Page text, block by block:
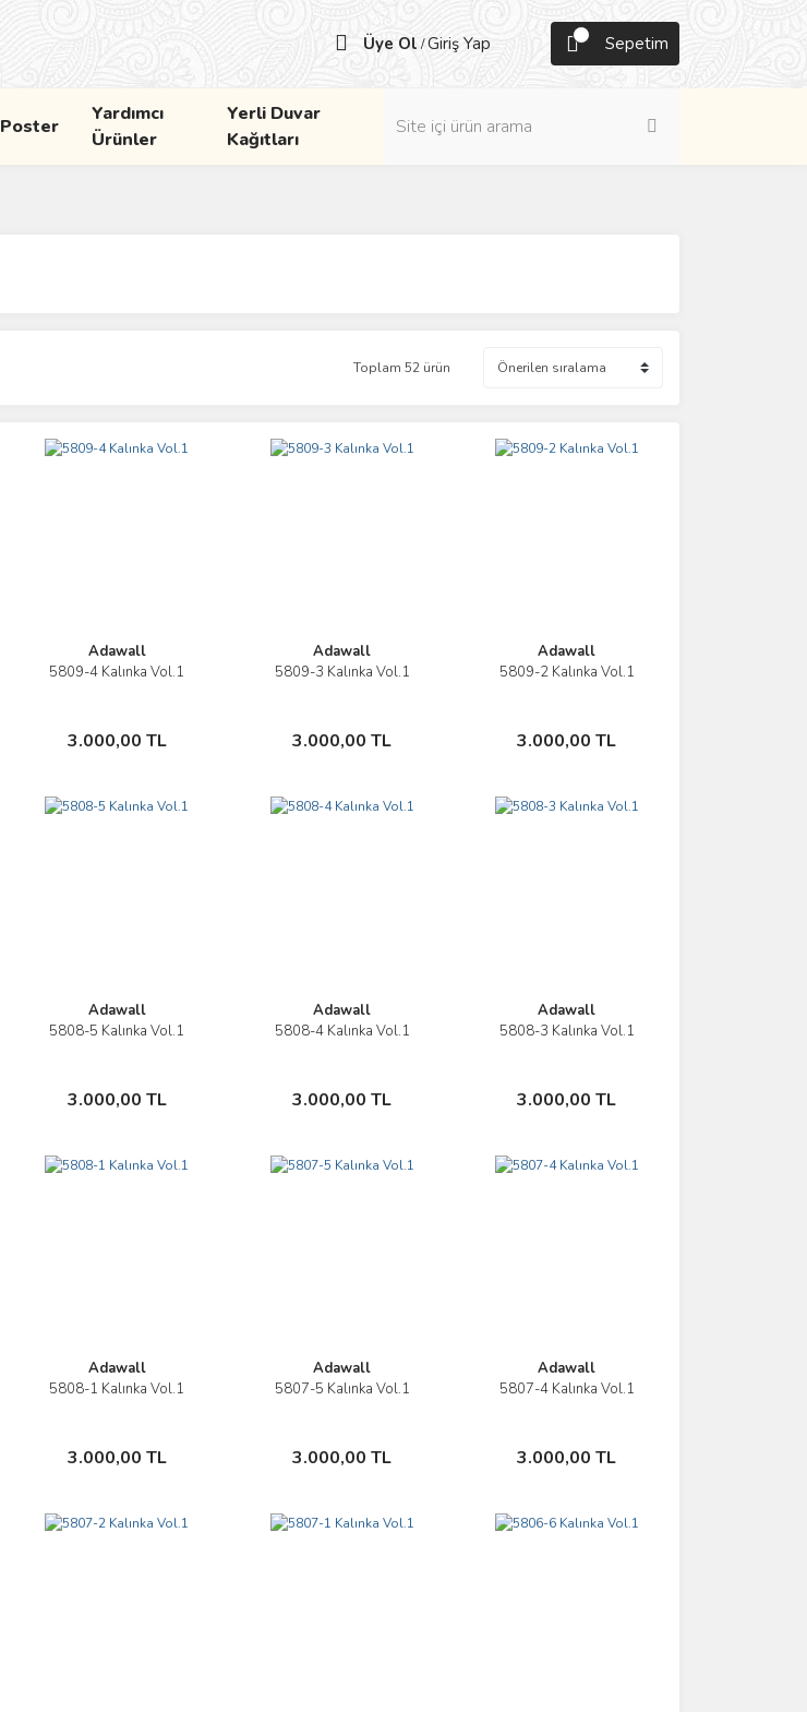
Üye Ol /Giriş Yap Sepetim
Poster
Yardımcı
Ürünler
Yerli Duvar
Kağıtları
Toplam 52 ürün
Adawall
5809-4 Kalınka Vol.1
3.000,00 TL
İncele
Sepete Ekle
Adawall
5809-3 Kalınka Vol.1
3.000,00 TL
İncele
Sepete Ekle
Adawall
5809-2 Kalınka Vol.1
3.000,00 TL
İncele
Sepete Ekle
Adawall
5808-5 Kalınka Vol.1
3.000,00 TL
İncele
Sepete Ekle
Adawall
5808-4 Kalınka Vol.1
3.000,00 TL
İncele
Sepete Ekle
Adawall
5808-3 Kalınka Vol.1
3.000,00 TL
İncele
Sepete Ekle
Adawall
5808-1 Kalınka Vol.1
3.000,00 TL
İncele
Sepete Ekle
Adawall
5807-5 Kalınka Vol.1
3.000,00 TL
İncele
Sepete Ekle
Adawall
5807-4 Kalınka Vol.1
3.000,00 TL
İncele
Sepete Ekle